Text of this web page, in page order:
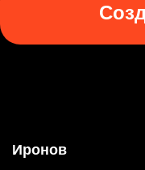
Иронов